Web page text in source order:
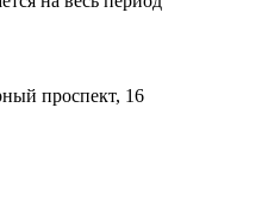
проспект, 16